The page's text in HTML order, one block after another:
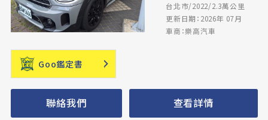
台北市/2022/2.3萬公里
更新日期：2026年 07月
車商：樂高汽車
Goo鑑定書
聯絡我們 查看詳情